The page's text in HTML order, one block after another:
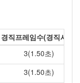
경직프레임수(경직시간)
3(1.50초)
3(1.50초)